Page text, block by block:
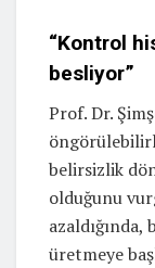
“Kontrol
besliyor”
Prof. Dr.
belirsizlik
olduğunu
üretmeye